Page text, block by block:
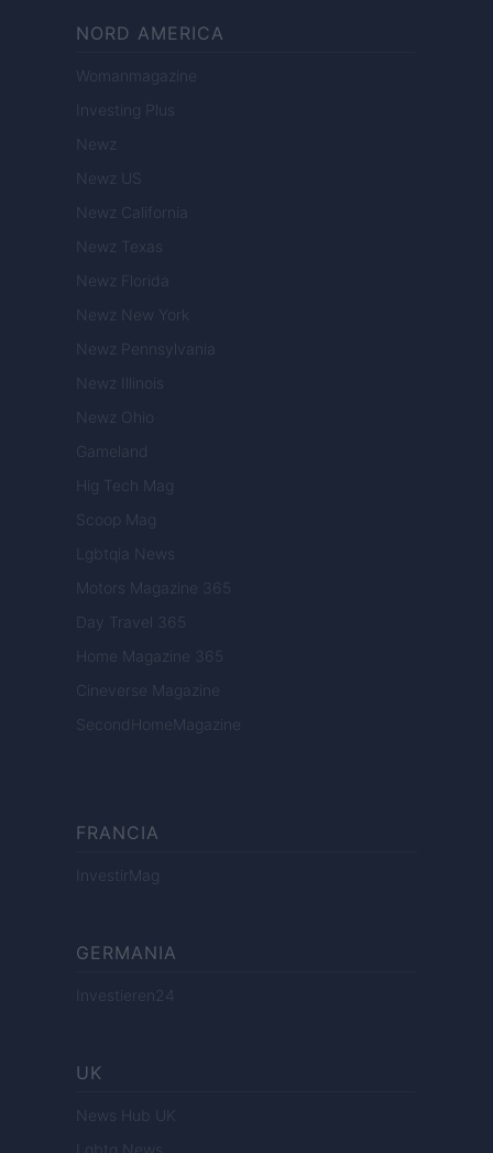
NORD AMERICA
Womanmagazine
Investing Plus
Newz
Newz US
Newz California
Newz Texas
Newz Florida
Newz New York
Newz Pennsylvania
Newz Illinois
Newz Ohio
Gameland
Hig Tech Mag
Scoop Mag
Lgbtqia News
Motors Magazine 365
Day Travel 365
Home Magazine 365
Cineverse Magazine
SecondHomeMagazine
FRANCIA
InvestirMag
GERMANIA
Investieren24
UK
News Hub UK